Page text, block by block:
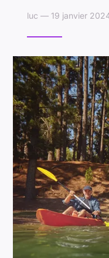
luc — 19 janvier